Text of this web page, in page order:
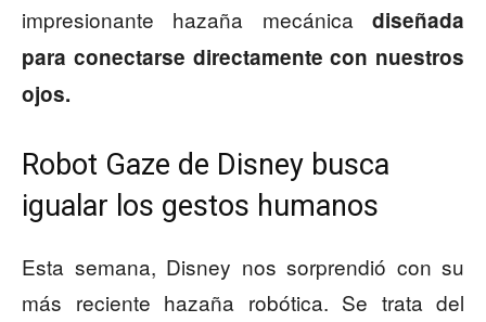
impresionante hazaña mecánica diseñada
para conectarse directamente con nuestros
ojos.
Robot Gaze de Disney busca
igualar los gestos humanos
Esta semana, Disney nos sorprendió con su
más reciente hazaña robótica. Se trata del